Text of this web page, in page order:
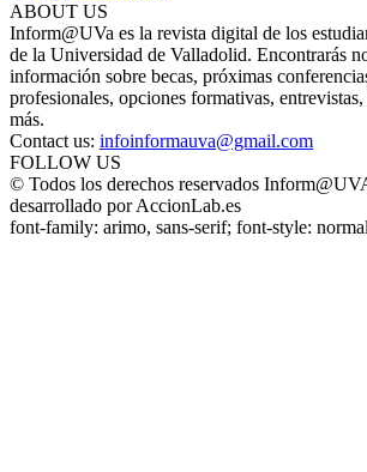
ABOUT US
Inform@UVa es la revista digital de los
de la Universidad de Valladolid. Encontrarás
información sobre becas, próximas
profesionales, opciones formativas,
más.
Contact us: infoinformauva@gmail.com
FOLLOW US
© Todos los derechos reservados
desarrollado por AccionLab.es
font-family: arimo, sans-serif; font-style: